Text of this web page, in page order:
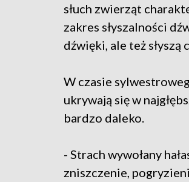
słuch zwierząt
zakres słyszalności
dźwięki, ale też
W czasie
ukrywają się w
bardzo daleko.
- Strach wywołany
zniszczenie,